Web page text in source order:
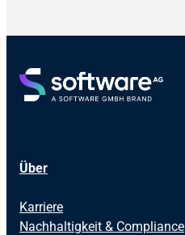
Über
Karriere
Nachhaltigkeit & Compliance